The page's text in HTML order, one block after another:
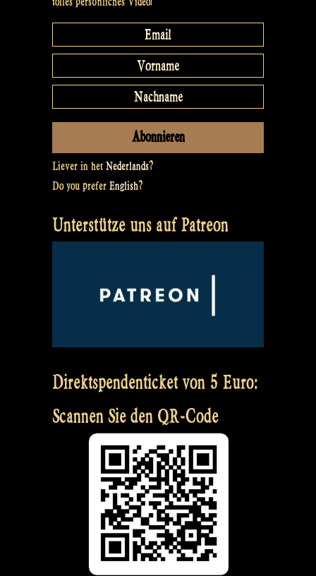
Liever in het Nederlands?
Do you prefer English?
Unterstütze uns auf Patreon
Direktspendenticket von 5 Euro:
Scannen Sie den QR-Code